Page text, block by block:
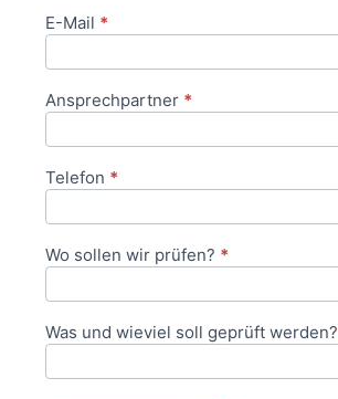
E-Mail *
Ansprechpartner *
Telefon *
Wo sollen wir prüfen? *
Was und wieviel soll geprüft werden?